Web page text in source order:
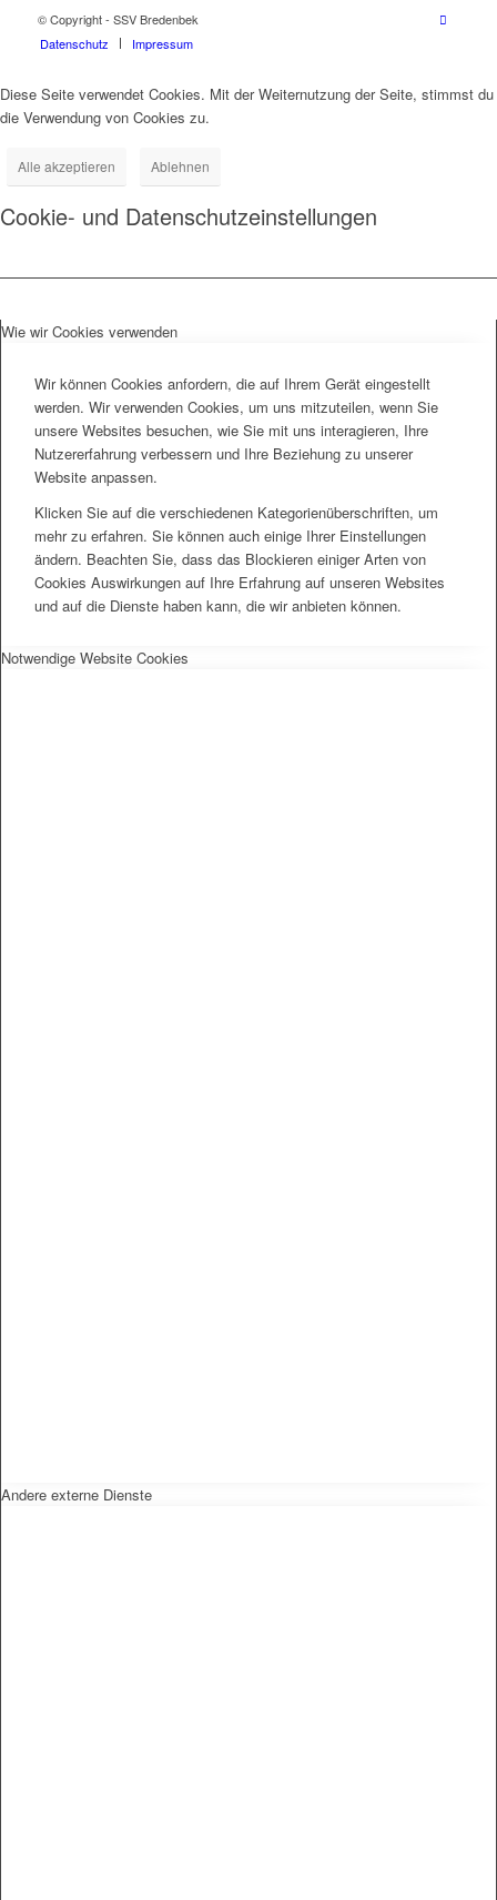
© Copyright - SSV Bredenbek
Datenschutz
Impressum
Diese Seite verwendet Cookies. Mit der Weiternutzung der Seite, stimmst du
die Verwendung von Cookies zu.
Alle akzeptieren Ablehnen
Cookie- und Datenschutzeinstellungen
Wie wir Cookies verwenden
Wir können Cookies anfordern, die auf Ihrem Gerät eingestellt
werden. Wir verwenden Cookies, um uns mitzuteilen, wenn Sie
unsere Websites besuchen, wie Sie mit uns interagieren, Ihre
Nutzererfahrung verbessern und Ihre Beziehung zu unserer
Website anpassen.
Klicken Sie auf die verschiedenen Kategorienüberschriften, um
mehr zu erfahren. Sie können auch einige Ihrer Einstellungen
ändern. Beachten Sie, dass das Blockieren einiger Arten von
Cookies Auswirkungen auf Ihre Erfahrung auf unseren Websites
und auf die Dienste haben kann, die wir anbieten können.
Notwendige Website Cookies
Andere externe Dienste